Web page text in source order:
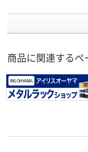
商品に関連するペ